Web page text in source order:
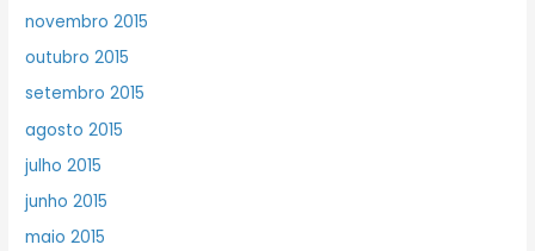
novembro 2015
outubro 2015
setembro 2015
agosto 2015
julho 2015
junho 2015
maio 2015